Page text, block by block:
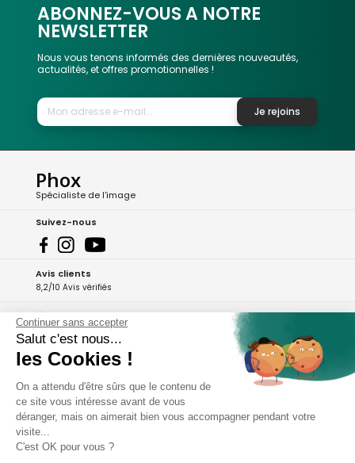
ABONNEZ-VOUS A NOTRE
NEWSLETTER
Nous vous tenons informés des dernières nouveautés,
actualités, et offres promotionnelles !
Je rejoins
Phox
Spécialiste de l'image
Suivez-nous
Avis clients
8,2/10 Avis vérifiés
L'Appli Phox
Services et garanties
Mon compte
Continuer sans accepter
Salut c'est nous...
les Cookies !
On a attendu d'être sûrs que le contenu de
ce site vous intéresse avant de vous
déranger, mais on aimerait bien vous accompagner pendant votre
visite...
C'est OK pour vous ?